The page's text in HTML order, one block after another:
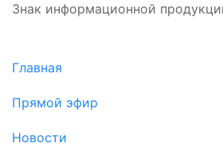
Знак информационной
Главная
Прямой эфир
Новости